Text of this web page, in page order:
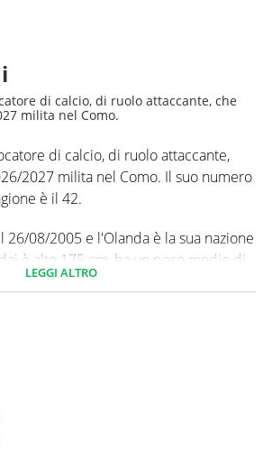
di calcio, di ruolo attaccante, che
milita nel Como.
di calcio, di ruolo attaccante,
2027 milita nel Como. Il suo numero
è il 42.
26/08/2005 e l'Olanda è la sua nazione
è alto 175 cm, ha un peso medio di
in via preferenziale è il sinistro.
nel campionato Serie A 0
nessun gol.
LEGGI ALTRO